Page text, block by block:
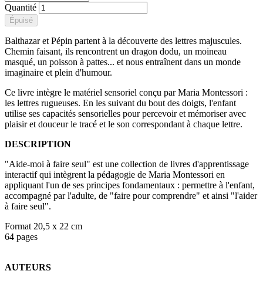
Quantité
Épuisé
Balthazar et Pépin partent à la découverte des lettres majuscules.
Chemin faisant, ils rencontrent un dragon dodu, un moineau
masqué, un poisson à pattes... et nous entraînent dans un monde
imaginaire et plein d'humour.
Ce livre intègre le matériel sensoriel conçu par Maria Montessori :
les lettres rugueuses. En les suivant du bout des doigts, l'enfant
utilise ses capacités sensorielles pour percevoir et mémoriser avec
plaisir et douceur le tracé et le son correspondant à chaque lettre.
DESCRIPTION
"Aide-moi à faire seul" est une collection de livres d'apprentissage
interactif qui intègrent la pédagogie de Maria Montessori en
appliquant l'un de ses principes fondamentaux : permettre à l'enfant,
accompagné par l'adulte, de "faire pour comprendre" et ainsi "l'aider
à faire seul".
Format 20,5 x 22 cm
64 pages
AUTEURS